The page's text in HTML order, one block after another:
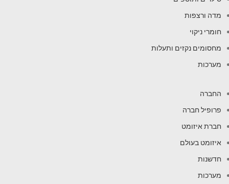
מדה ורצפות
חומרי ניקוי
מחסומים נקזים ותעלות
מערכות
החברה
פרופיל חברה
חברת איזומט
איזומט בעולם
חדשנות
מערכות